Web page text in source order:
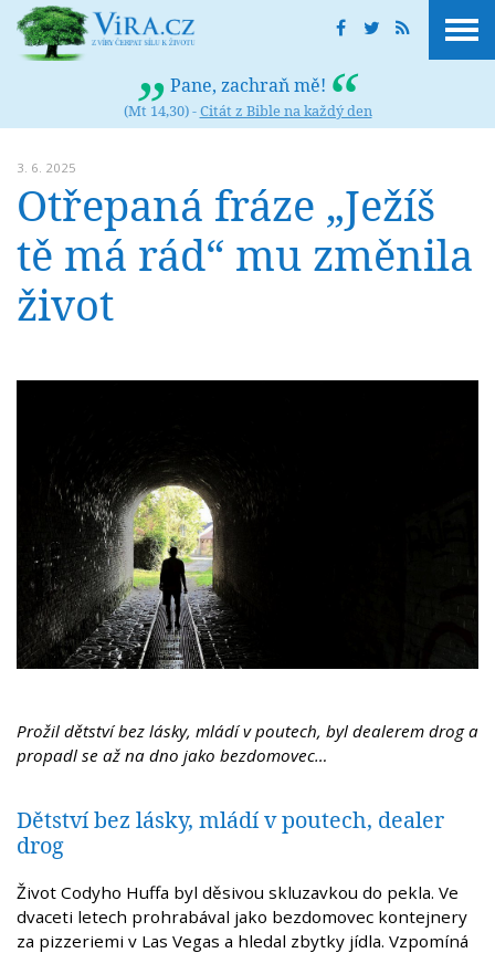
Pane, zachraň mě!
(Mt 14,30) -Citát z Bible na každý den
3. 6. 2025
Otřepaná fráze „Ježíš
tě má rád“ mu změnila
život
Prožil dětství bez lásky, mládí v poutech, byl dealerem drog a
propadl se až na dno jako bezdomovec…
Dětství bez lásky, mládí v poutech, dealer
drog
Život Codyho Huffa byl děsivou skluzavkou do pekla. Ve
dvaceti letech prohrabával jako bezdomovec kontejnery
za pizzeriemi v Las Vegas a hledal zbytky jídla. Vzpomíná